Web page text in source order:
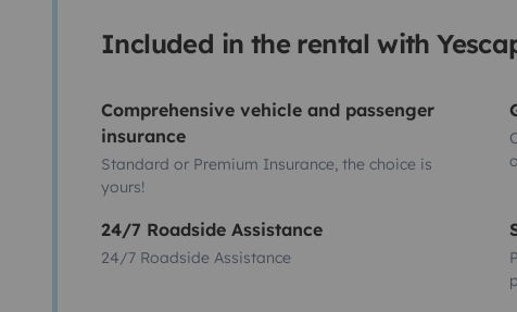
Included in the rental with
Comprehensive vehicle and passenger
insurance
Standard or Premium Insurance, the choice is
yours!
24/7 Roadside Assistance
24/7 Roadside Assistance